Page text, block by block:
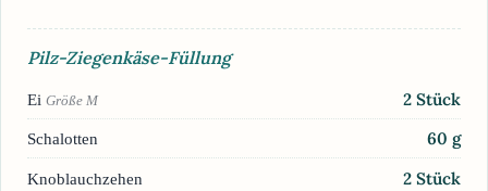
Pilz-Ziegenkäse-Füllung
Ei Größe M 2 Stück
Schalotten 60 g
Knoblauchzehen 2 Stück